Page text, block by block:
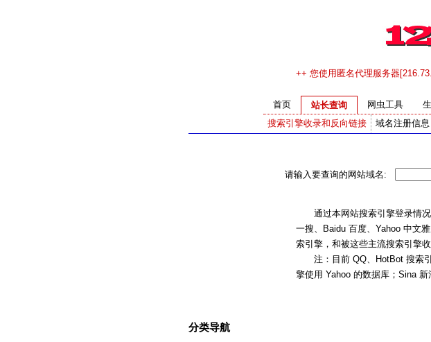
++ 您使用匿名代理服务器
首页
站长查询
搜索引擎收录和反向链接
域名注册信息
网虫工具
请输入要查询的网站域名:
通过本网站搜索引擎登录情况
一搜、Baidu 百度、Yahoo 中文
索引擎，和被这些主流搜索引擎
注：目前 QQ、HotBot 搜索引
擎使用 Yahoo 的数据库；Sina 新
分类导航